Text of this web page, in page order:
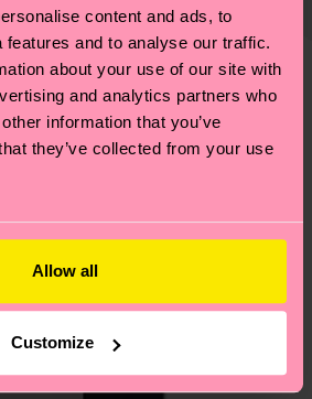
content and ads, to
features and to analyse our traffic.
about your use of our site with
and analytics partners who
information that you’ve
they’ve collected from your use
Allow all
Customize
i calzini… e tantissime altre
responsabili! Vuoi scoprire
(e qualche dritta utile)? Dai
pagina sulla sostenibilità!
solo di una stima: la
dipende dai servizi postali
Visita la nostra paginaResi
alle domande più comuni.
Pattern simili